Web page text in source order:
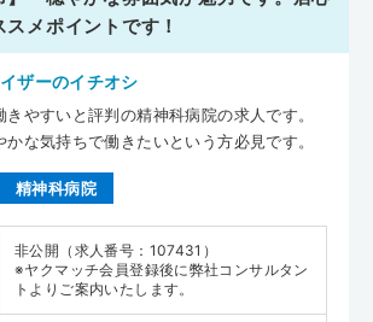
メポイントです！
ザーのイチオシ
やすいと評判の精神科病院の求人です。
な気持ちで働きたいという方必見です。
精神科病院
非公開（求人番号：107431）
※ヤクマッチ会員登録後に弊社コンサルタン
トよりご案内いたします。